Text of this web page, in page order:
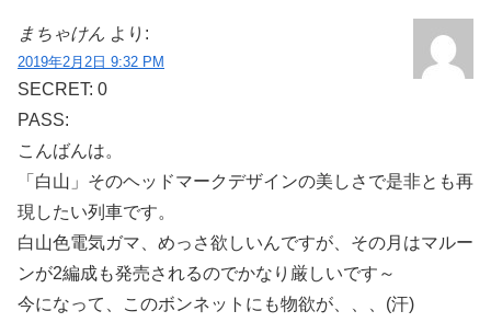
まちゃけん より:
2019年2月2日 9:32 PM
SECRET: 0
PASS:
こんばんは。
「白山」そのヘッドマークデザインの美しさで是非とも再
現したい列車です。
白山色電気ガマ、めっさ欲しいんですが、その月はマルー
ンが2編成も発売されるのでかなり厳しいです～
今になって、このボンネットにも物欲が、、、(汗)